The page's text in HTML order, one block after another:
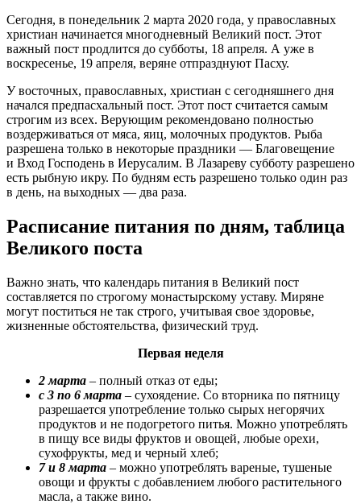
Сегодня, в понедельник 2 марта 2020 года, у православных
христиан начинается многодневный Великий пост. Этот
важный пост продлится до субботы, 18 апреля. А уже в
воскресенье, 19 апреля, веряне отпразднуют Пасху.
У восточных, православных, христиан с сегодняшнего дня
начался предпасхальный пост. Этот пост считается самым
строгим из всех. Верующим рекомендовано полностью
воздерживаться от мяса, яиц, молочных продуктов. Рыба
разрешена только в некоторые праздники — Благовещение
и Вход Господень в Иерусалим. В Лазареву субботу разрешено
есть рыбную икру. По будням есть разрешено только один раз
в день, на выходных — два раза.
Расписание питания по дням, таблица
Великого поста
Важно знать, что календарь питания в Великий пост
составляется по строгому монастырскому уставу. Миряне
могут поститься не так строго, учитывая свое здоровье,
жизненные обстоятельства, физический труд.
Первая неделя
2 марта – полный отказ от еды;
с 3 по 6 марта – сухоядение. Со вторника по пятницу
разрешается употребление только сырых негорячих
продуктов и не подогретого питья. Можно употреблять
в пищу все виды фруктов и овощей, любые орехи,
сухофрукты, мед и черный хлеб;
7 и 8 марта – можно употреблять вареные, тушеные
овощи и фрукты с добавлением любого растительного
масла, а также вино.